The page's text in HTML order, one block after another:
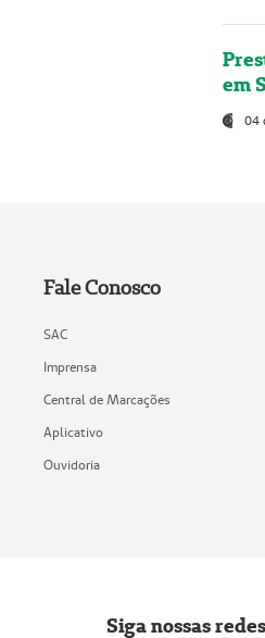
em
04
Fale Conosco
SAC
Imprensa
Central de Marcações
Aplicativo
Ouvidoria
Siga nossas